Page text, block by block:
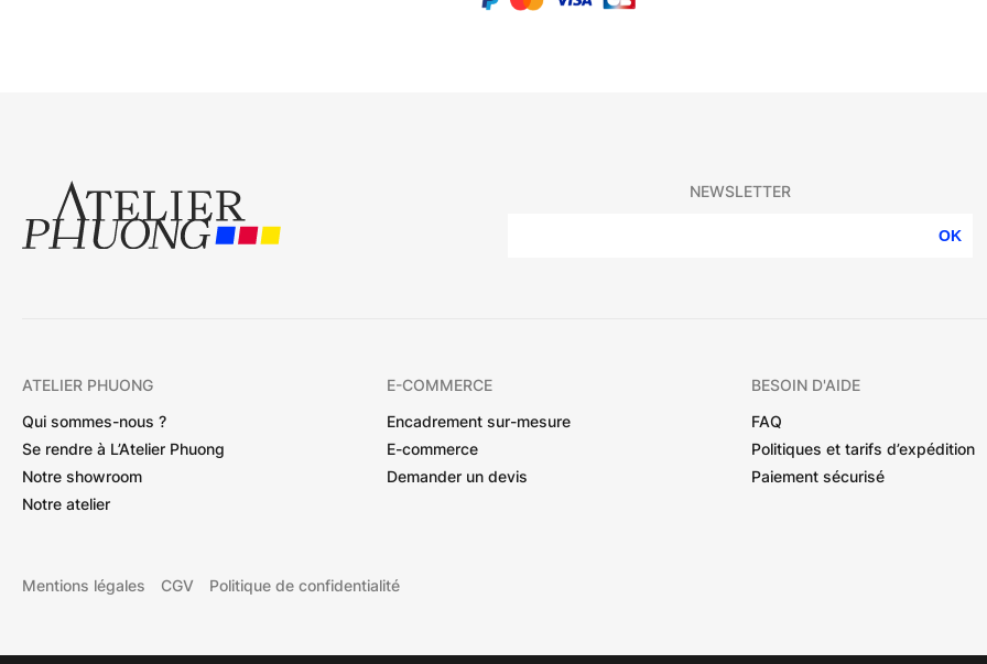
NEWSLETTER
OK
ATELIER PHUONG
Qui sommes-nous ?
Se rendre à L’Atelier Phuong
Notre showroom
Notre atelier
E-COMMERCE
Encadrement sur-mesure
E-commerce
Demander un devis
BESOIN D'AIDE
FAQ
Politiques et tarifs d’expédition
Paiement sécurisé
Mentions légales CGV Politique de confidentialité